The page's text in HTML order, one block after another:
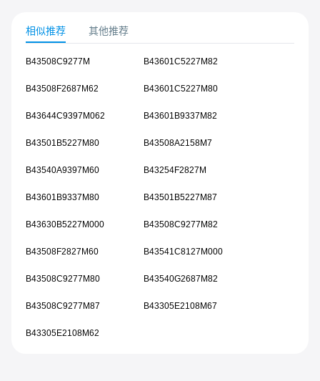
相似推荐 其他推荐
B43508C9277M B43601C5227M82
B43508F2687M62 B43601C5227M80
B43644C9397M062 B43601B9337M82
B43501B5227M80 B43508A2158M7
B43540A9397M60 B43254F2827M
B43601B9337M80 B43501B5227M87
B43630B5227M000 B43508C9277M82
B43508F2827M60 B43541C8127M000
B43508C9277M80 B43540G2687M82
B43508C9277M87 B43305E2108M67
B43305E2108M62